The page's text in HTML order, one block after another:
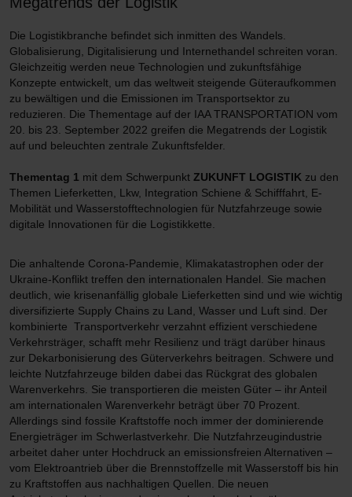
Die Logistikbranche befindet sich inmitten des Wandels.
Globalisierung, Digitalisierung und Internethandel schreiten voran.
Gleichzeitig werden neue Technologien und zukunftsfähige
Konzepte entwickelt, um das weltweit steigende Güteraufkommen
zu bewältigen und die Emissionen im Transportsektor zu
reduzieren. Die Thementage auf der IAA TRANSPORTATION vom
20. bis 23. September 2022 greifen die Megatrends der Logistik
auf und beleuchten zentrale Zukunftsfelder.
Thementag 1 mit dem Schwerpunkt ZUKUNFT LOGISTIK zu den
Themen Lieferketten, Lkw, Integration Schiene & Schifffahrt, E-
Mobilität und Wasserstofftechnologien für Nutzfahrzeuge sowie
digitale Innovationen für die Logistikkette.
Die anhaltende Corona-Pandemie, Klimakatastrophen oder der
Ukraine-Konflikt treffen den internationalen Handel. Sie machen
deutlich, wie krisenanfällig globale Lieferketten sind und wie wichtig
diversifizierte Supply Chains zu Land, Wasser und Luft sind. Der
kombinierte Transportverkehr verzahnt effizient verschiedene
Verkehrsträger, schafft mehr Resilienz und trägt darüber hinaus
zur Dekarbonisierung des Güterverkehrs beitragen. Schwere und
leichte Nutzfahrzeuge bilden dabei das Rückgrat des globalen
Warenverkehrs. Sie transportieren die meisten Güter – ihr Anteil
am internationalen Warenverkehr beträgt über 70 Prozent.
Allerdings sind fossile Kraftstoffe noch immer der dominierende
Energieträger im Schwerlastverkehr. Die Nutzfahrzeugindustrie
arbeitet daher unter Hochdruck an emissionsfreien Alternativen –
vom Elektroantrieb über die Brennstoffzelle mit Wasserstoff bis hin
zu Kraftstoffen aus nachhaltigen Quellen. Die neuen